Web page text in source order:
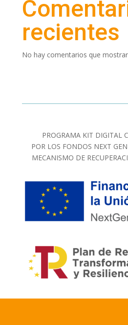
recientes
No hay comentarios que
PROGRAMA KIT DIGITAL
POR LOS FONDOS NEXT
MECANISMO DE